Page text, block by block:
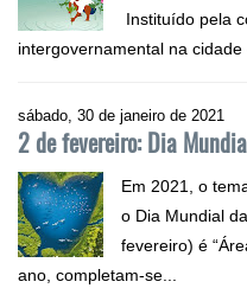
Instituído pela
intergovernamental na cidade
sábado, 30 de janeiro de 2021
2 de fevereiro: Dia
Em 2021, o
o Dia Mundial
fevereiro) é
ano, completam-se...